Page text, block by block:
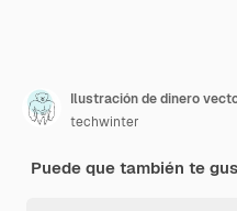
Ilustración de dinero
techwinter
Puede que también te